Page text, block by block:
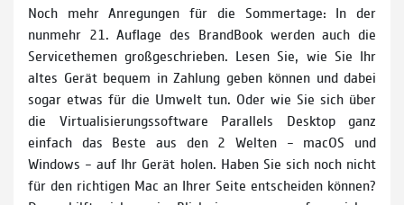
Noch mehr Anregungen für die Sommertage: In der
nunmehr 21. Auflage des BrandBook werden auch die
Servicethemen großgeschrieben. Lesen Sie, wie Sie Ihr
altes Gerät bequem in Zahlung geben können und dabei
sogar etwas für die Umwelt tun. Oder wie Sie sich über
die Virtualisierungssoftware Parallels Desktop ganz
einfach das Beste aus den 2 Welten – macOS und
Windows – auf Ihr Gerät holen. Haben Sie sich noch nicht
für den richtigen Mac an Ihrer Seite entscheiden können?